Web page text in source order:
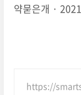
약묻은개
https://